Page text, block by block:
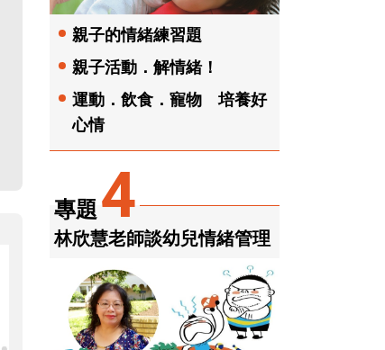
親子的情緒練習題
親子活動．解情緒！
運動．飲食．寵物 培養好
心情
專題4
林欣慧老師談幼兒情緒管理